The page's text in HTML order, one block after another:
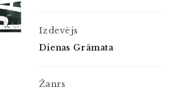
Izdevējs
Dienas Grāmata
Žanrs